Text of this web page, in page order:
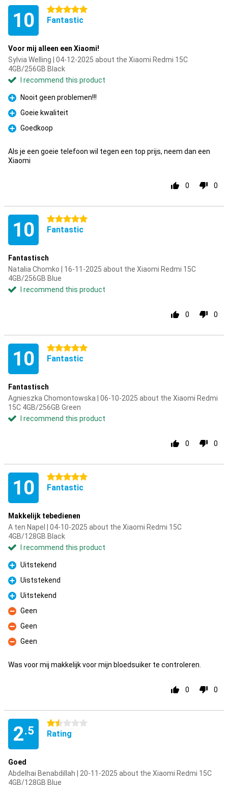
10 5 stars
Fantastic
Voor mij alleen een Xiaomi!
Sylvia Welling | 04-12-2025 about the Xiaomi Redmi 15C
4GB/256GB Black
I recommend this product
Pro
Nooit geen problemen!!!
Pro
Goeie kwaliteit
Pro
Goedkoop
Als je een goeie telefoon wil tegen een top prijs, neem dan een
Xiaomi
0 0
10 5 stars
Fantastic
Fantastisch
Natalia Chomko | 16-11-2025 about the Xiaomi Redmi 15C
4GB/256GB Blue
I recommend this product
0 0
10 5 stars
Fantastic
Fantastisch
Agnieszka Chomontowska | 06-10-2025 about the Xiaomi Redmi
15C 4GB/256GB Green
I recommend this product
0 0
10 5 stars
Fantastic
Makkelijk tebedienen
A ten Napel | 04-10-2025 about the Xiaomi Redmi 15C
4GB/128GB Black
I recommend this product
Pro
Uitstekend
Pro
Uiststekend
Pro
Uitstekend
Con
Geen
Con
Geen
Con
Geen
Was voor mij makkelijk voor mijn bloedsuiker te controleren.
0 0
2.5
1.5 stars
Rating
Goed
Abdelhai Benabdillah | 20-11-2025 about the Xiaomi Redmi 15C
4GB/128GB Blue